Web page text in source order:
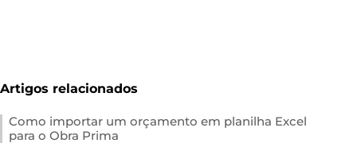
Artigos relacionados
Como importar um orçamento em planilha Excel
para o Obra Prima